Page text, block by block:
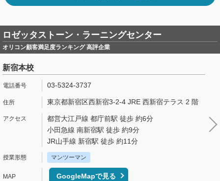
ロゼッタストーン・ラーニングセンター
オリコン顧客満足度ランキング 高評企業
新宿本校
03-5324-3737
東京都新宿区西新宿3-2-4 JRE 西新宿テラス 2 階
都営大江戸線 都庁前駅 徒歩 約6分
小田急線 南新宿駅 徒歩 約9分
JR山手線 新宿駅 徒歩 約11分
マンツーマン
GoogleMapで見る